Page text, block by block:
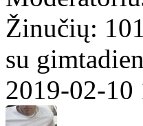
Žinučių:
su
2019-02-10